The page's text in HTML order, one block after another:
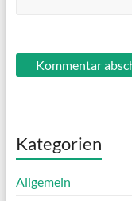
Kategorien
Allgemein